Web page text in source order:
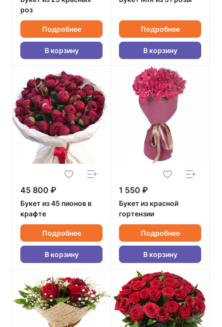
роз
Подробнее
В корзину
Подробнее
В корзину
45 800 ₽
Букет из 45 пионов в
крафте
Подробнее
В корзину
1 550 ₽
Букет из красной
гортензии
Подробнее
В корзину